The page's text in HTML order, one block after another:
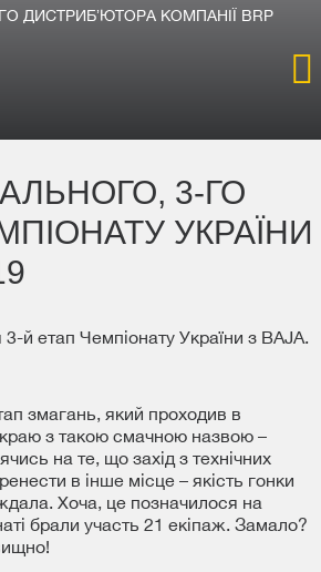
ДИСТРИБʼЮТОРА КОМПАНІЇ BRP
3-ГО
УКРАЇНИ
й етап Чемпіонату України з BAJA.
змагань, який проходив в
краю з такою смачною назвою –
на те, що захід з технічних
в інше місце – якість гонки
Хоча, це позначилося на
брали участь 21 екіпаж. Замало?